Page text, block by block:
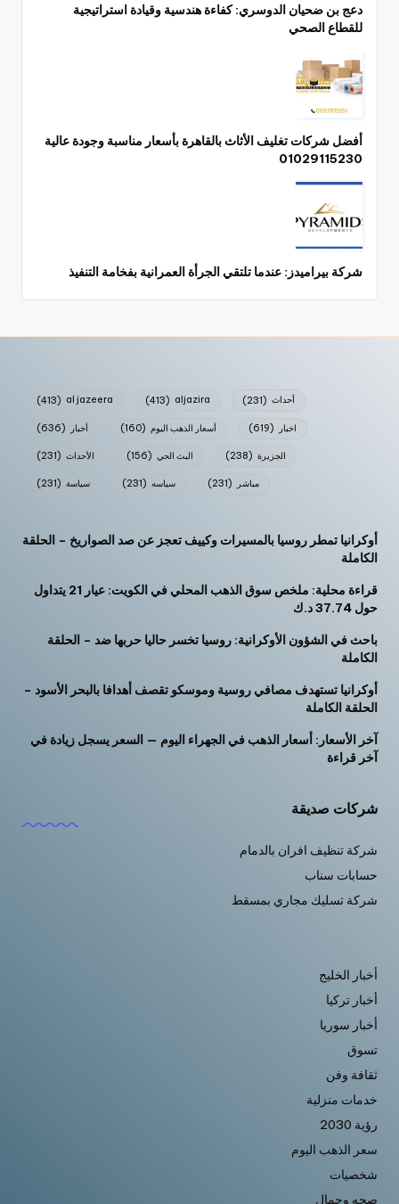
دعج بن ضحيان الدوسري: كفاءة هندسية وقيادة استراتيجية
للقطاع الصحي
أفضل شركات تغليف الأثاث بالقاهرة بأسعار مناسبة وجودة عالية
01029115230
شركة بيراميدز: عندما تلتقي الجرأة العمرانية بفخامة التنفيذ
al jazeera
(413) aljazira
(413) أحداث (231)
أخبار (636) أسعار الذهب اليوم (160) اخبار (619)
الأحداث (231) البث الحي (156) الجزيرة (238)
سياسة (231) سياسه (231) مباشر (231)
أوكرانيا تمطر روسيا بالمسيرات وكييف تعجز عن صد الصواريخ – الحلقة
الكاملة
قراءة محلية: ملخص سوق الذهب المحلي في الكويت: عيار 21 يتداول
حول 37.74 د.ك
باحث في الشؤون الأوكرانية: روسيا تخسر حاليا حربها ضد – الحلقة
الكاملة
أوكرانيا تستهدف مصافي روسية وموسكو تقصف أهدافا بالبحر الأسود –
الحلقة الكاملة
آخر الأسعار: أسعار الذهب في الجهراء اليوم — السعر يسجل زيادة في
آخر قراءة
شركات صديقة
شركة تنظيف افران بالدمام
حسابات سناب
شركة تسليك مجاري بمسقط
أخبار الخليج
أخبار تركيا
أخبار سوريا
تسوق
ثقافة وفن
خدمات منزلية
رؤية 2030
سعر الذهب اليوم
شخصيات
صحه وجمال